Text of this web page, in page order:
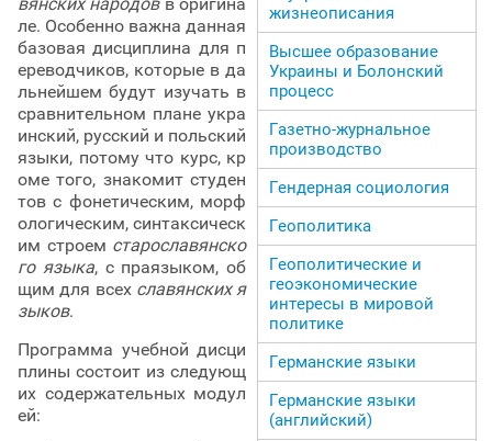
ле. Особенно важна данная
базовая дисциплина для п
ереводчиков, которые в да
льнейшем будут изучать в
сравнительном плане укра
инский, русский и польский
языки, потому что курс, кр
оме того, знакомит студен
тов с фонетическим, морф
ологическим, синтаксическ
им строем старославянско
го языка, с праязыком, об
щим для всех славянских я
зыков.
Программа учебной дисци
плины состоит из следующ
их содержательных модул
ей:
жизнеописания
Высшее образование
Украины и Болонский
процесс
Газетно-журнальное
производство
Гендерная социология
Геополитика
Геополитические и
геоэкономические
интересы в мировой
политике
Германские языки
Германские языки
(английский)